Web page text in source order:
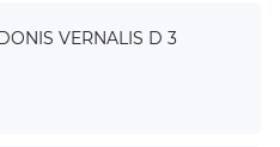
VERNALIS D 3